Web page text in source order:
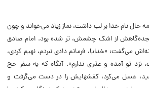
حال نام خدا بر لب داشت، نماز زیاد مى‌خواند و چون
از اشک چشمش، ‏تر شده بود. امام صادق
مى‌‏گفت: «خدایا، فرمانم دادى نبردم، نهیم کردى،
نزد تو آمده و عذرى ندارم‏». آنگاه که به سفر حج
غسل مى‌کرد، کفشهایش را در دست‏ مى‌گرفت و